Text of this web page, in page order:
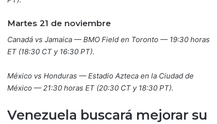
Martes 21 de noviembre
Canadá vs Jamaica — BMO Field en Toronto — 19:30 horas
ET (18:30 CT y 16:30 PT).
México vs Honduras — Estadio Azteca en la Ciudad de
México — 21:30 horas ET (20:30 CT y 18:30 PT).
Venezuela buscará mejorar su